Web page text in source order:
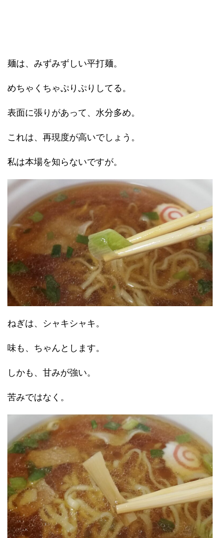
麺は、みずみずしい平打麺。
めちゃくちゃぷりぷりしてる。
表面に張りがあって、水分多め。
これは、再現度が高いでしょう。
私は本場を知らないですが。
ねぎは、シャキシャキ。
味も、ちゃんとします。
しかも、甘みが強い。
苦みではなく。